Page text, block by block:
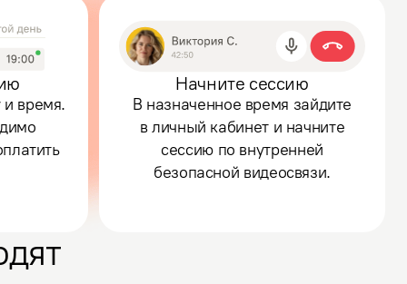
время.
Начните сессию
В назначенное время зайдите
в личный кабинет и начните
сессию по внутренней
безопасной видеосвязи.